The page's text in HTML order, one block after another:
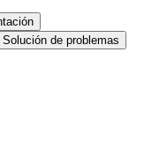
Solución de problemas